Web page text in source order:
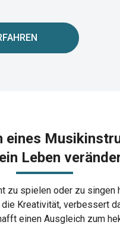
eines
Leben
zu spielen oder zu singen
Kreativität, verbessert
einen Ausgleich zum